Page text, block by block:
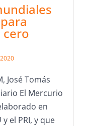
cero
José Tomás
El Mercurio
en
el PRI, y que